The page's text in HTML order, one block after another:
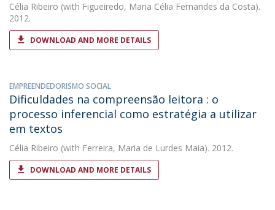
Célia Ribeiro (with Figueiredo, Maria Célia Fernandes da Costa).
2012.
DOWNLOAD AND MORE DETAILS
EMPREENDEDORISMO SOCIAL
Dificuldades na compreensão leitora : o
processo inferencial como estratégia a utilizar
em textos
Célia Ribeiro (with Ferreira, Maria de Lurdes Maia). 2012.
DOWNLOAD AND MORE DETAILS